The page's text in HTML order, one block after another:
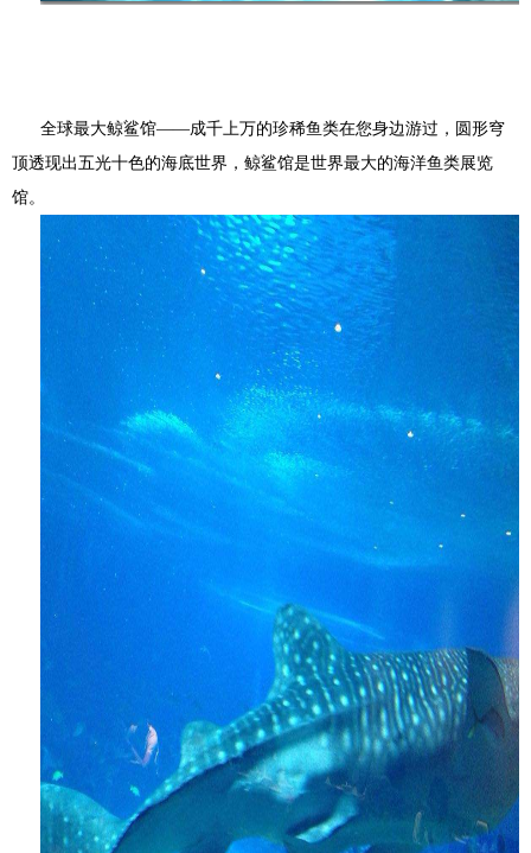
全球最大鲸鲨馆——成千上万的珍稀鱼类在您身边游过，圆形穹
顶透现出五光十色的海底世界，鲸鲨馆是世界最大的海洋鱼类展览
馆。